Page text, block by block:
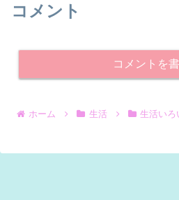
コメント
コメントを
ホーム 生活 生活いろ